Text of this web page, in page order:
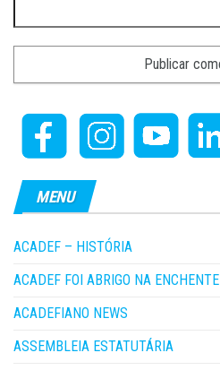
MENU
ACADEF – HISTÓRIA
ACADEF FOI ABRIGO NA ENCHENTE
ACADEFIANO NEWS
ASSEMBLEIA ESTATUTÁRIA